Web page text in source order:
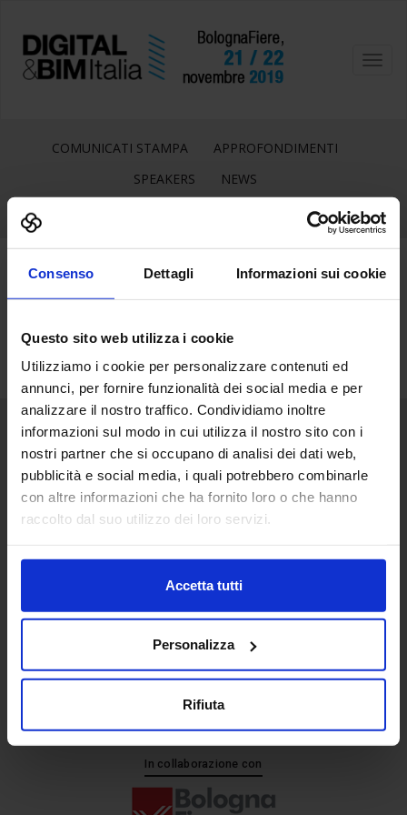
Consenso Dettagli Informazioni sui cookie
Questo sito web utilizza i cookie
Utilizziamo i cookie per personalizzare contenuti ed
annunci, per fornire funzionalità dei social media e per
analizzare il nostro traffico. Condividiamo inoltre
informazioni sul modo in cui utilizza il nostro sito con i
nostri partner che si occupano di analisi dei dati web,
pubblicità e social media, i quali potrebbero combinarle
con altre informazioni che ha fornito loro o che hanno
raccolto dal suo utilizzo dei loro servizi.
Accetta tutti
Personalizza
Rifiuta
COMUNICATI STAMPA
APPROFONDIMENTI
SPEAKERS
NEWS
Senaf srl
+ 39 051.325511
+ 39 02.332039460
In collaborazione con